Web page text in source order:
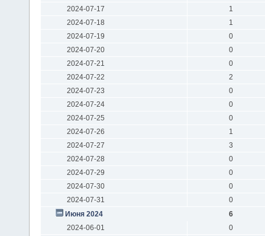
2024-07-17
1
2024-07-18
1
2024-07-19
0
2024-07-20
0
2024-07-21
0
2024-07-22
2
2024-07-23
0
2024-07-24
0
2024-07-25
0
2024-07-26
1
2024-07-27
3
2024-07-28
0
2024-07-29
0
2024-07-30
0
2024-07-31
0
Июня 2024
6
2024-06-01
0